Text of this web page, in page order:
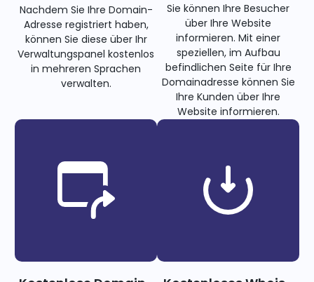
Nachdem Sie Ihre Domain-
Adresse registriert haben,
können Sie diese über Ihr
Verwaltungspanel kostenlos
in mehreren Sprachen
verwalten.
Sie können Ihre Besucher
über Ihre Website
informieren. Mit einer
speziellen, im Aufbau
befindlichen Seite für Ihre
Domainadresse können Sie
Ihre Kunden über Ihre
Website informieren.